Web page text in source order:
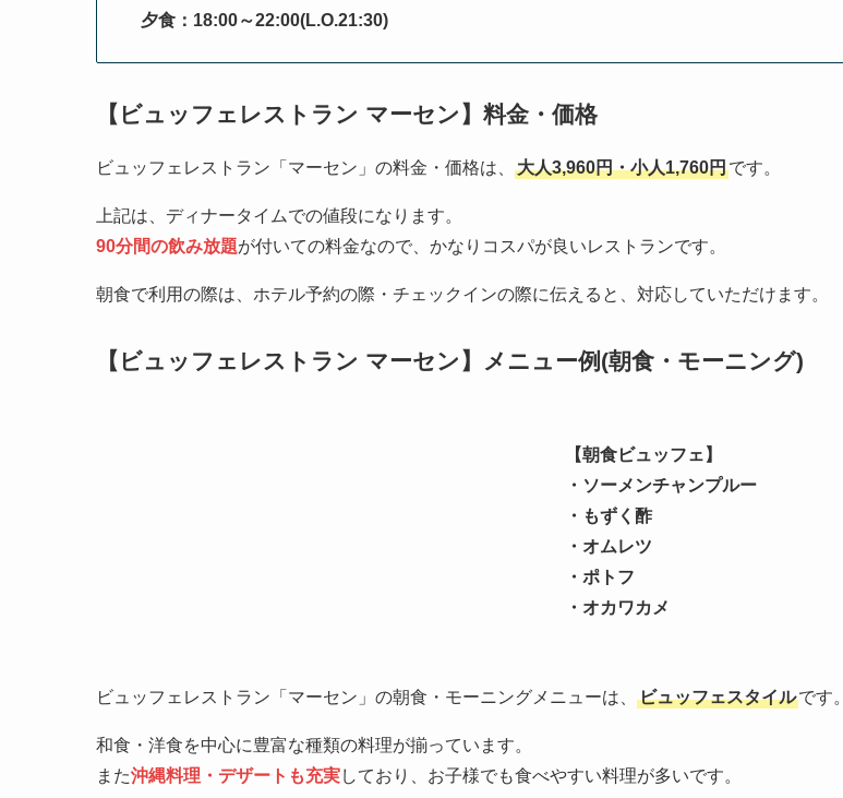
夕食：18:00～22:00(L.O.21:30)
【ビュッフェレストラン マーセン】料金・価格
ビュッフェレストラン「マーセン」の料金・価格は、 大人3,960円・小人1,760円です。
上記は、ディナータイムでの値段になります。
90分間の飲み放題が付いての料金なので、かなりコスパが良いレストランです。
朝食で利用の際は、ホテル予約の際・チェックインの際に伝えると、対応していただけます。
【ビュッフェレストラン マーセン】メニュー例(朝食・モーニング)
【朝食ビュッフェ】
・ソーメンチャンプルー
・もずく酢
・オムレツ
・ポトフ
・オカワカメ
ビュッフェレストラン「マーセン」の朝食・モーニングメニューは、 ビュッフェスタイルです。
和食・洋食を中心に豊富な種類の料理が揃っています。
また沖縄料理・デザートも充実しており、お子様でも食べやすい料理が多いです。